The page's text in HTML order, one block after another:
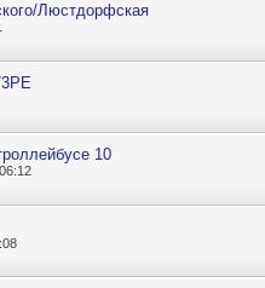
Люстдорфская
10